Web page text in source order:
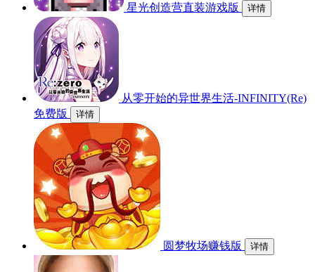
星光创造营直装游戏版 详情
从零开始的异世界生活-INFINITY(Re)
免费版
详情
圆梦牧场赚钱版 详情